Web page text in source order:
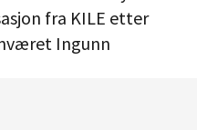
fra KILE etter
Ingunn